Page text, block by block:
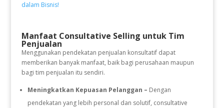
dalam Bisnis!
Manfaat Consultative Selling untuk Tim
Penjualan
Menggunakan pendekatan penjualan konsultatif dapat
memberikan banyak manfaat, baik bagi perusahaan maupun
bagi tim penjualan itu sendiri.
Meningkatkan Kepuasan Pelanggan – Dengan
pendekatan yang lebih personal dan solutif, consultative